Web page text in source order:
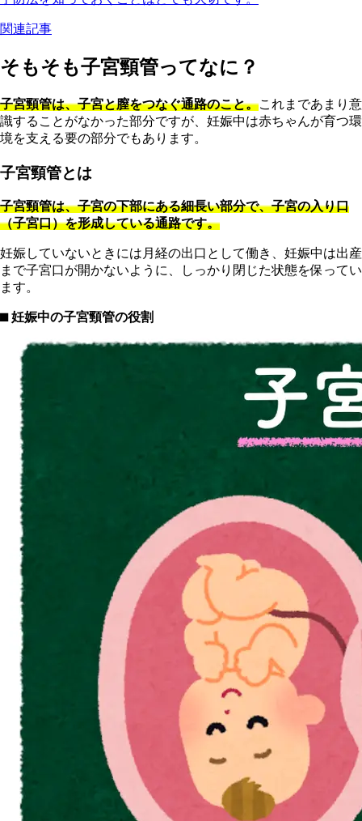
関連記事
そもそも子宮頸管ってなに？
子宮頸管は、子宮と膣をつなぐ通路のこと。これまであまり意
識することがなかった部分ですが、妊娠中は赤ちゃんが育つ環
境を支える要の部分でもあります。
子宮頸管とは
子宮頸管は、子宮の下部にある細長い部分で、子宮の入り口
（子宮口）を形成している通路です。
妊娠していないときには月経の出口として働き、妊娠中は出産
まで子宮口が開かないように、しっかり閉じた状態を保ってい
ます。
⬛︎ 妊娠中の子宮頸管の役割